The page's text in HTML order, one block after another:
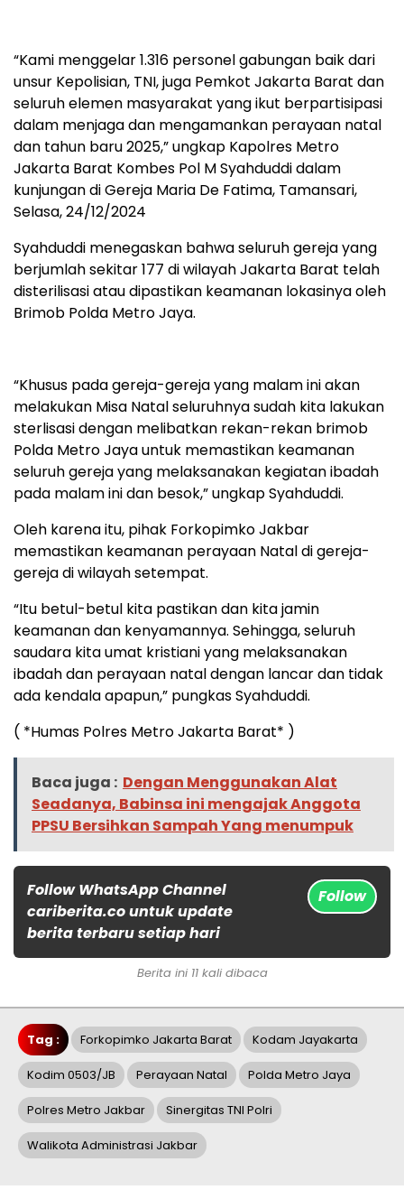
“Kami menggelar 1.316 personel gabungan baik dari
unsur Kepolisian, TNI, juga Pemkot Jakarta Barat dan
seluruh elemen masyarakat yang ikut berpartisipasi
dalam menjaga dan mengamankan perayaan natal
dan tahun baru 2025,” ungkap Kapolres Metro
Jakarta Barat Kombes Pol M Syahduddi dalam
kunjungan di Gereja Maria De Fatima, Tamansari,
Selasa, 24/12/2024
Syahduddi menegaskan bahwa seluruh gereja yang
berjumlah sekitar 177 di wilayah Jakarta Barat telah
disterilisasi atau dipastikan keamanan lokasinya oleh
Brimob Polda Metro Jaya.
“Khusus pada gereja-gereja yang malam ini akan
melakukan Misa Natal seluruhnya sudah kita lakukan
sterlisasi dengan melibatkan rekan-rekan brimob
Polda Metro Jaya untuk memastikan keamanan
seluruh gereja yang melaksanakan kegiatan ibadah
pada malam ini dan besok,” ungkap Syahduddi.
Oleh karena itu, pihak Forkopimko Jakbar
memastikan keamanan perayaan Natal di gereja-
gereja di wilayah setempat.
“Itu betul-betul kita pastikan dan kita jamin
keamanan dan kenyamannya. Sehingga, seluruh
saudara kita umat kristiani yang melaksanakan
ibadah dan perayaan natal dengan lancar dan tidak
ada kendala apapun,” pungkas Syahduddi.
( *Humas Polres Metro Jakarta Barat* )
Baca juga : Dengan Menggunakan Alat
Seadanya, Babinsa ini mengajak Anggota
PPSU Bersihkan Sampah Yang menumpuk
Follow WhatsApp Channel
cariberita.co untuk update
berita terbaru setiap hari
Follow
Berita ini 11 kali dibaca
Tag : Forkopimko Jakarta Barat Kodam Jayakarta
Kodim 0503/JB Perayaan Natal Polda Metro Jaya
Polres Metro Jakbar Sinergitas TNI Polri
Walikota Administrasi Jakbar